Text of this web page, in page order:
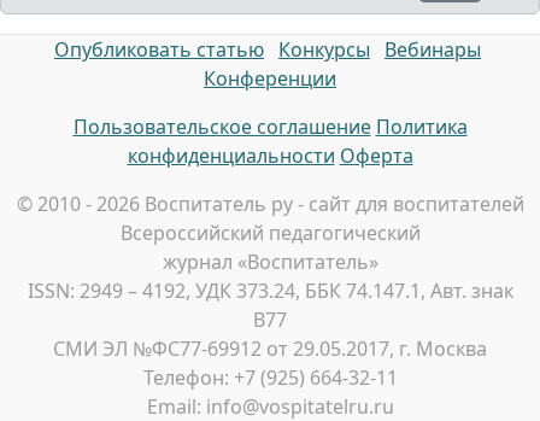
Опубликовать статью Конкурсы
Вебинары
Конференции
Пользовательское соглашение Политика
конфиденциальности Оферта
© 2010 - 2026 Воспитатель ру - сайт для воспитателей
Всероссийский педагогический
журнал «Воспитатель»
ISSN: 2949 – 4192, УДК 373.24, ББК 74.147.1, Авт. знак
В77
СМИ ЭЛ №ФС77-69912 от 29.05.2017, г. Москва
Телефон: +7 (925) 664-32-11
Email: info@vospitatelru.ru